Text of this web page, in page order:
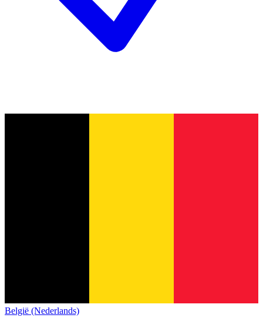
België (Nederlands)